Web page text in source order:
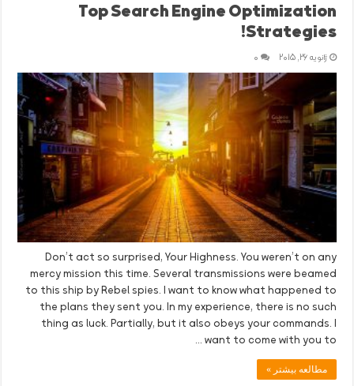
Top Search Engine Optimization
Strategies!
ژانویه 26, 2015 0
Don’t act so surprised, Your Highness. You weren’t on any
mercy mission this time. Several transmissions were beamed
to this ship by Rebel spies. I want to know what happened to
the plans they sent you. In my experience, there is no such
thing as luck. Partially, but it also obeys your commands. I
want to come with you to …
مطالعه بیشتر »